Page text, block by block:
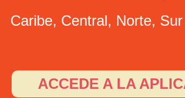
Caribe, Central, Norte,
ACCEDE A LA